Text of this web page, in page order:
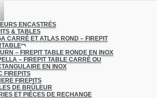
ENCASTRÉS
& TABLES
CARRÉ ET ATLAS ROND – FIREPIT
– FIREPIT TABLE RONDE EN INOX
– FIREPIT TABLE CARRÉ OU
EN INOX
FIREPITS
FIREPITS
DE BRÛLEUR
ET PIÈCES DE RECHANGE
Accueil